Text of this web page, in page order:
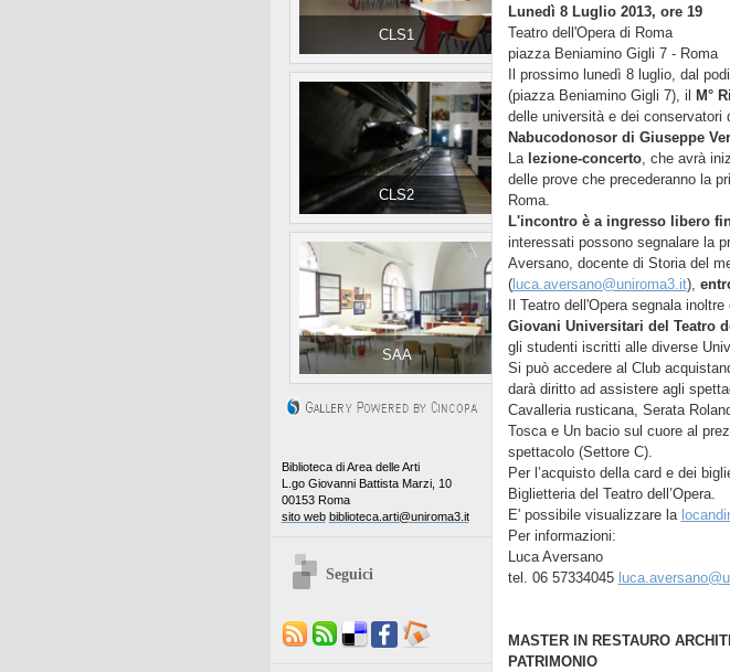
CLS1
CLS2
SAA
Biblioteca di Area delle Arti
L.go Giovanni Battista Marzi, 10
00153 Roma
sito web biblioteca.arti@uniroma3.it
Seguici
Lunedì 8 Luglio 2013, ore 19
Teatro dell'Opera di Roma
piazza Beniamino Gigli 7 - Roma
Il prossimo lunedì 8 luglio, dal
(piazza Beniamino Gigli 7), il M°
delle università e dei conservatori
Nabucodonosor di Giuseppe
La lezione-concerto, che avrà
delle prove che precederanno la
Roma.
L'incontro è a ingresso libero
interessati possono segnalare la
Aversano, docente di Storia del
(luca.aversano@uniroma3.it),
Il Teatro dell'Opera segnala
Giovani Universitari del Teatro
gli studenti iscritti alle diverse
Si può accedere al Club
darà diritto ad assistere agli
Cavalleria rusticana, Serata
Tosca e Un bacio sul cuore al
spettacolo (Settore C).
Per l’acquisto della card e dei
Biglietteria del Teatro dell’Opera.
E' possibile visualizzare la
Per informazioni:
Luca Aversano
tel. 06 57334045
MASTER IN RESTAURO
PATRIMONIO